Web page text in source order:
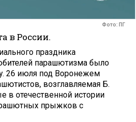
Фото: ПГ
в России.
праздника
парашютизма было
26 июля под Воронежем
возглавляемая Б.
в отечественной истории
прыжков с